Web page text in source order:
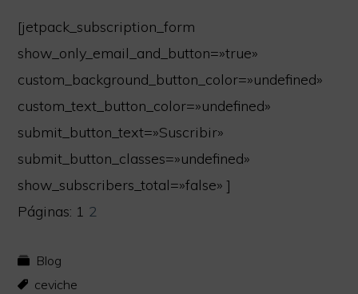
[jetpack_subscription_form
show_only_email_and_button=»true»
custom_background_button_color=»undefined»
custom_text_button_color=»undefined»
submit_button_text=»Suscribir»
submit_button_classes=»undefined»
show_subscribers_total=»false» ]
Páginas: Página
1 Página
2
Blog
ceviche